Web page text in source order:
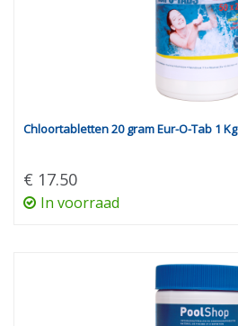
Chloortabletten 20 gram Eur-O-Tab 1 Kg
€ 17.50
In voorraad